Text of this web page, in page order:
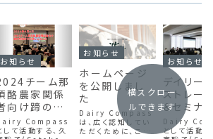
お知らせ
チーム那
酪農家関係
向け蹄の勉
会でお話し
ました
Compass
して活動する、久
お知らせ
ホームページ
を公開しまし
た
Dairy Compass
は、広く認知してい
ただくために、この
お知らせ
デイリー
ストレー
＆セミナ
2024を
ました
Dairy
として活動す
横スクロー
ルできます